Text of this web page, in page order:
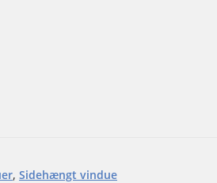
, Sidehængt vindue